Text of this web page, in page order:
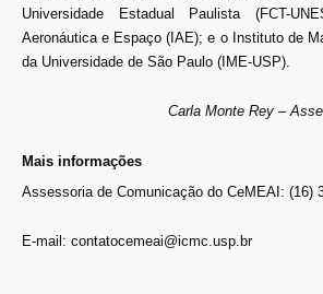
Universidade Estadual Paulista (FCT-
Aeronáutica e Espaço (IAE); e o Instituto de
da Universidade de São Paulo (IME-USP).
Carla Monte Rey –
Mais informações
Assessoria de Comunicação do CeMEAI: (16)
E-mail: contatocemeai@icmc.usp.br